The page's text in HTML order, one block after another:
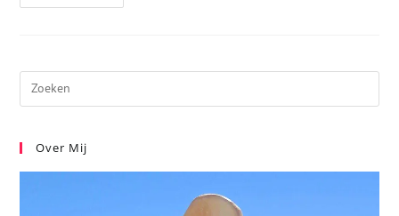
Over Mij